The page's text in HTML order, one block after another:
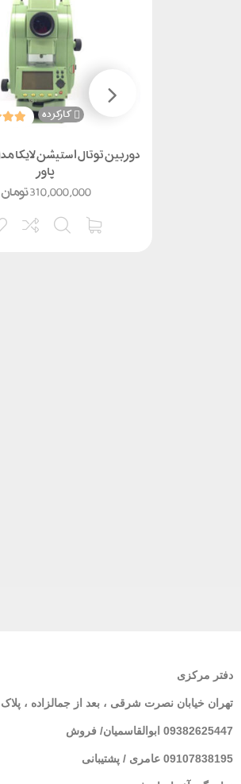
کارکرده
پاور
تومان310,000,000
دفتر مرکزی
تهران خیابان نصرت شرقی ، بعد از جمالزاده ، پلاک 130 ، واحد 3 تلفن : 02166564354
09382625447 ابوالقاسمیان/ فروش
09107838195 عامری / پشتیبانی